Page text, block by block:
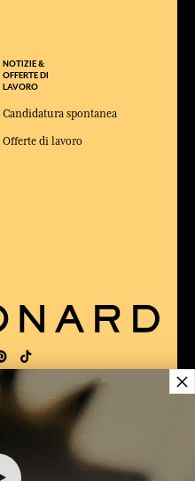
NOTIZIE &
OFFERTE DI
LAVORO
Candidatura spontanea
Offerte di lavoro
LINGUA: IT
×